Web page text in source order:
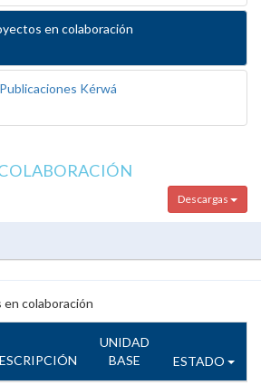
en colaboración
Publicaciones Kérwá
Descargas
colaboración
UNIDAD
BASE
ESTADO